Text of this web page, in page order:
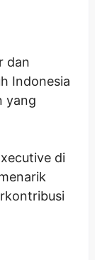
dan
Indonesia
yang
di